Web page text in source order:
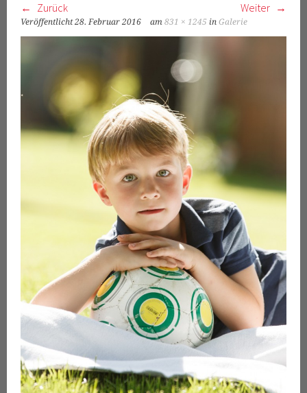
Zurück Weiter
Veröffentlicht28. Februar 2016 am831 × 1245 inGalerie